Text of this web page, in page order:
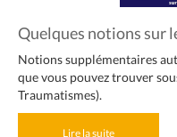
Quelques notions sur
Notions supplémentaires
que vous pouvez trouver
Traumatismes).
Lire la suite